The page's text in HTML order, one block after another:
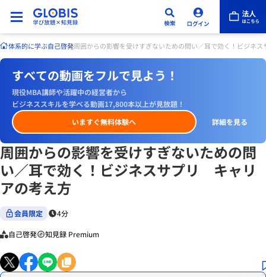
体系的に学ぶ自己啓発周囲からの影響を受けすぎないための問い／耳で効く！ビジネ
すべての動画をフルで見よう！
現役MBA講師や活躍中の経営者から
ビジネススキルを学べる動画17,800本以上が見放題！
いますぐ無料体験へ
詳細を見る
周囲からの影響を受けすぎないための問
い／耳で効く！ビジネスサプリ キャリ
アの考え方
会員限定 4分
自己啓発 知見録 Premium